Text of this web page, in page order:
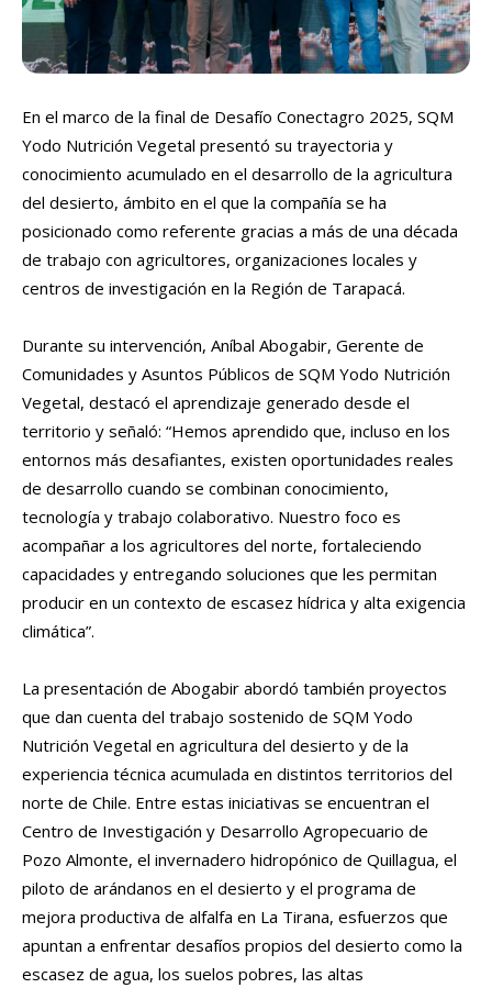
En el marco de la final de Desafío Conectagro 2025, SQM
Yodo Nutrición Vegetal presentó su trayectoria y
conocimiento acumulado en el desarrollo de la agricultura
del desierto, ámbito en el que la compañía se ha
posicionado como referente gracias a más de una década
de trabajo con agricultores, organizaciones locales y
centros de investigación en la Región de Tarapacá.
Durante su intervención, Aníbal Abogabir, Gerente de
Comunidades y Asuntos Públicos de SQM Yodo Nutrición
Vegetal, destacó el aprendizaje generado desde el
territorio y señaló: “Hemos aprendido que, incluso en los
entornos más desafiantes, existen oportunidades reales
de desarrollo cuando se combinan conocimiento,
tecnología y trabajo colaborativo. Nuestro foco es
acompañar a los agricultores del norte, fortaleciendo
capacidades y entregando soluciones que les permitan
producir en un contexto de escasez hídrica y alta exigencia
climática”.
La presentación de Abogabir abordó también proyectos
que dan cuenta del trabajo sostenido de SQM Yodo
Nutrición Vegetal en agricultura del desierto y de la
experiencia técnica acumulada en distintos territorios del
norte de Chile. Entre estas iniciativas se encuentran el
Centro de Investigación y Desarrollo Agropecuario de
Pozo Almonte, el invernadero hidropónico de Quillagua, el
piloto de arándanos en el desierto y el programa de
mejora productiva de alfalfa en La Tirana, esfuerzos que
apuntan a enfrentar desafíos propios del desierto como la
escasez de agua, los suelos pobres, las altas